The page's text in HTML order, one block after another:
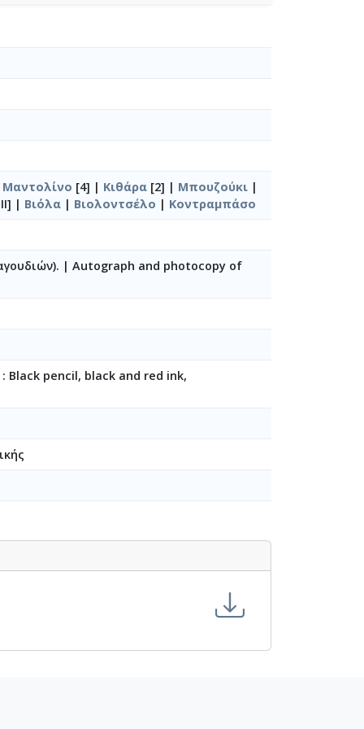
5]
Μαντολίνο [4] | Κιθάρα [2] | Μπουζούκι |
| Βιόλα | Βιολοντσέλο | Κοντραμπάσο
| Autograph and photocopy of
Black pencil, black and red ink,